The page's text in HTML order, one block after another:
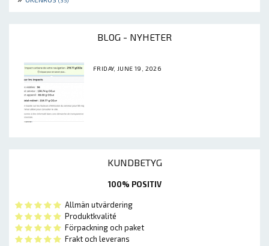
BLOG - NYHETER
FRIDAY, JUNE 19, 2026
KUNDBETYG
100% POSITIV
Allmän utvärdering
Produktkvalité
Förpackning och paket
Frakt och leverans